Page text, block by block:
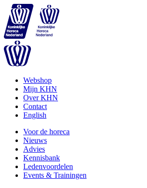
Webshop
Mijn KHN
Over KHN
Contact
English
Voor de horeca
Nieuws
Advies
Kennisbank
Ledenvoordelen
Events & Trainingen